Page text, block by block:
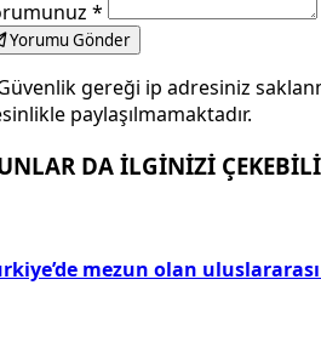
*
Yorumu Gönder
gereği ip adresiniz
paylaşılmamaktadır.
DA İLGİNİZİ
mezun olan